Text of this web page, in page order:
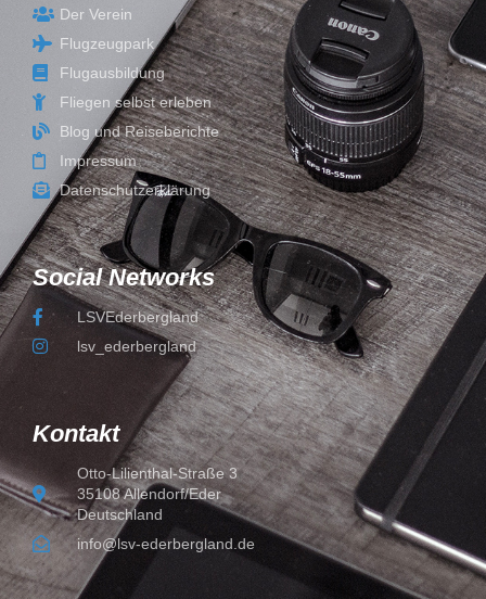
Kontakt
Otto-Lilienthal-Straße 3
35108 Allendorf/Eder
Deutschland
info@lsv-ederbergland.de
Social Networks
LSVEderbergland
lsv_ederbergland
Der Verein
Flugzeugpark
Flugausbildung
Fliegen selbst erleben
Blog und Reiseberichte
Impressum
Datenschutzerklärung